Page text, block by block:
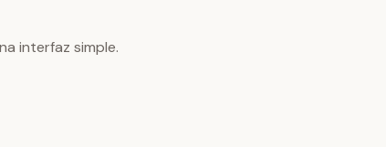
interfaz simple.